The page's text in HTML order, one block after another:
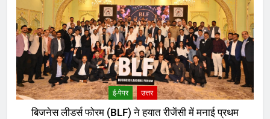
ई-पेपर उत्तर
बिजनेस लीडर्स फोरम (BLF) ने हयात रीजेंसी में मनाई प्रथम